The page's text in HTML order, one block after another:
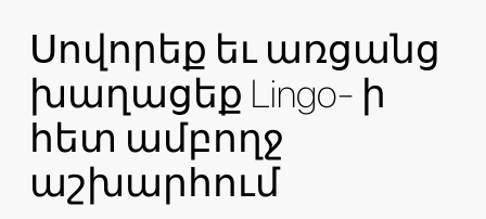
Սովորեք եւ առցանց
խաղացեք Lingo- ի
հետ ամբողջ
աշխարհում